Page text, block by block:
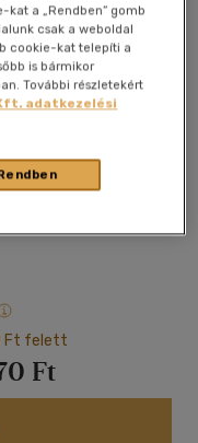
Ft felett
Ft
kat a „Rendben” gomb
csak a weboldal
cookie-kat telepíti a
is bármikor
További részletekért
adatkezelési